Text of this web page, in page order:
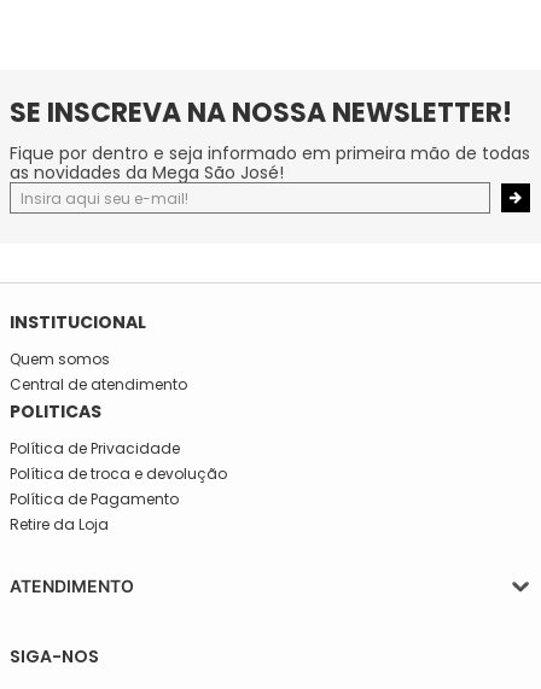
SE INSCREVA NA NOSSA NEWSLETTER!
Fique por dentro e seja informado em primeira mão de todas
as novidades da Mega São José!
INSTITUCIONAL
Quem somos
Central de atendimento
POLITICAS
Política de Privacidade
Política de troca e devolução
Política de Pagamento
Retire da Loja
ATENDIMENTO
Sexta, das 08:30 às 16h30.
SIGA-NOS